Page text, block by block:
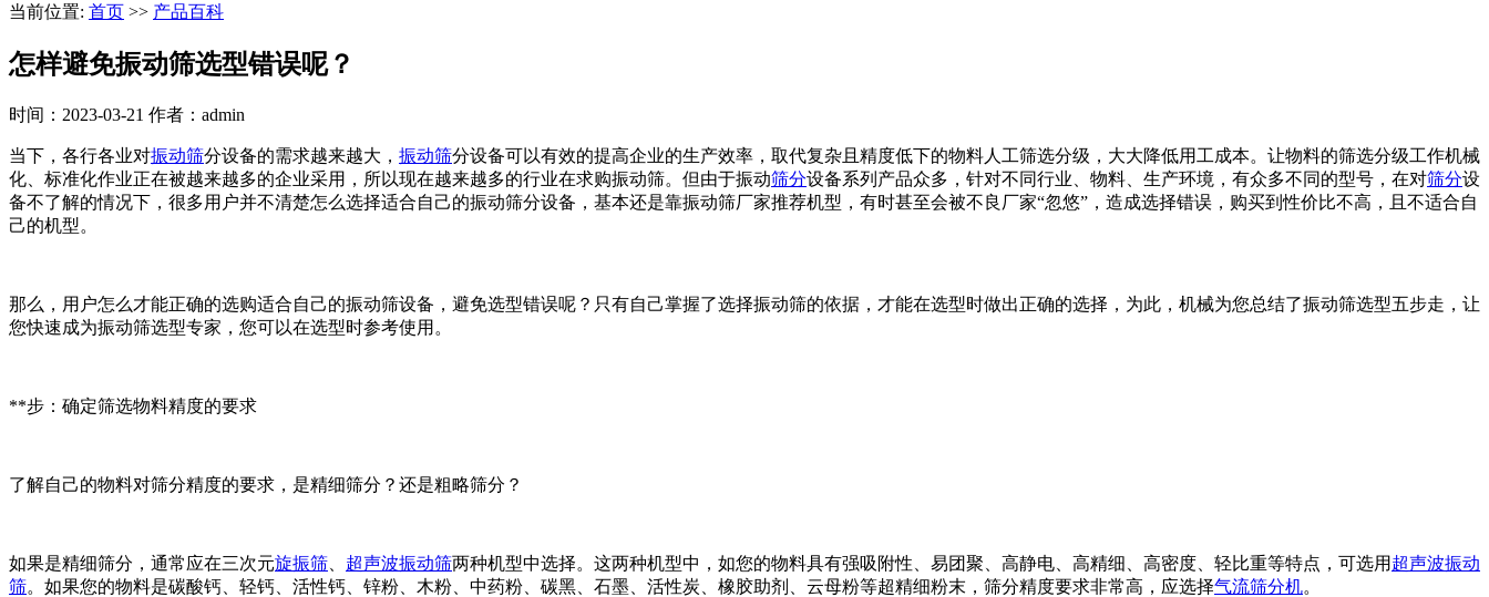
当前位置: 首页 >> 产品百科
怎样避免振动筛选型错误呢？
时间：2023-03-21 作者：admin
当下，各行各业对振动筛分设备的需求越来越大， 振动筛分设备可以有效的提高企业的生产效率，取代复杂且精度低下的物料人工筛选分级，大大降低用工成本。让物料的筛选分级工作机械
化、标准化作业正在被越来越多的企业采用，所以现在越来越多的行业在求购振动筛。但由于振动筛分设备系列产品众多，针对不同行业、物料、生产环境，有众多不同的型号，在对筛分设
备不了解的情况下，很多用户并不清楚怎么选择适合自己的振动筛分设备，基本还是靠振动筛厂家推荐机型，有时甚至会被不良厂家“忽悠”，造成选择错误，购买到性价比不高，且不适合自
己的机型。
那么，用户怎么才能正确的选购适合自己的振动筛设备，避免选型错误呢？只有自己掌握了选择振动筛的依据，才能在选型时做出正确的选择，为此，机械为您总结了振动筛选型五步走，让
您快速成为振动筛选型专家，您可以在选型时参考使用。
**步：确定筛选物料精度的要求
了解自己的物料对筛分精度的要求，是精细筛分？还是粗略筛分？
如果是精细筛分，通常应在三次元旋振筛 超声波振动筛两种机型中选择。这两种机型中，如您的物料具有强吸附性、易团聚、高静电、高精细、高密度、轻比重等特点，可选用 超声波振动
筛。如果您的物料是碳酸钙、轻钙、活性钙、锌粉、木粉、中药粉、碳黑、石墨、活性炭、橡胶助剂、云母粉等超精细粉末，筛分精度要求非常高，应选择气流筛分机。